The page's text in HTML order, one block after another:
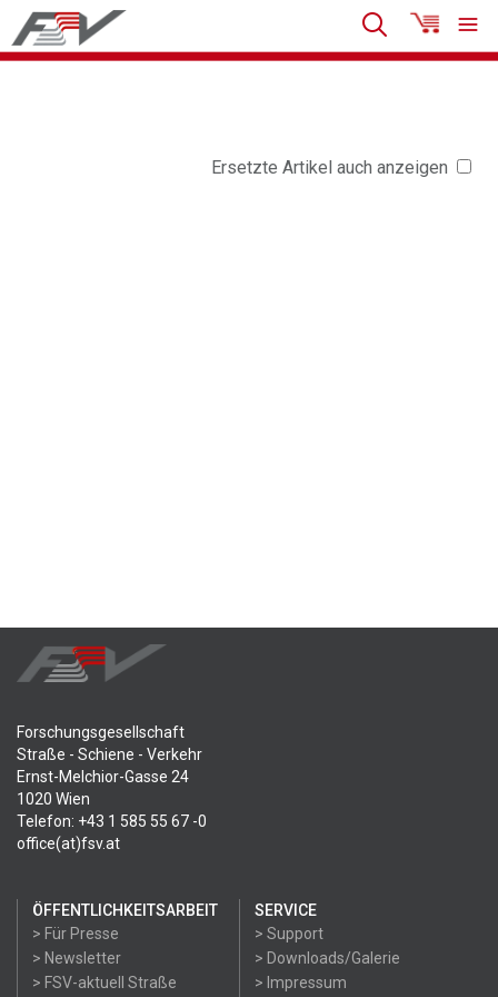
Ersetzte Artikel auch anzeigen
Forschungsgesellschaft
Straße - Schiene - Verkehr
Ernst-Melchior-Gasse 24
1020 Wien
Telefon: +43 1 585 55 67 -0
office(at)fsv.at
ÖFFENTLICHKEITSARBEIT
> Für Presse
> Newsletter
> FSV-aktuell Straße
SERVICE
> Support
> Downloads/Galerie
> Impressum